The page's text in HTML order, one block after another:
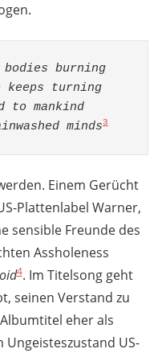
burning
keeps turning
to mankind
minds3
Einem Gerücht
Plattenlabel Warner,
sensible Freunde des
Assholeness
4. Im Titelsong geht
seinen Verstand zu
eher als
US-